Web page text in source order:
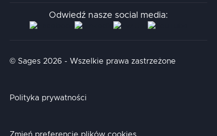
Aidapta
AI & NLP Day
Odwiedź nasze social media:
© Sages 2026 - Wszelkie prawa zastrzeżone
Polityka prywatności